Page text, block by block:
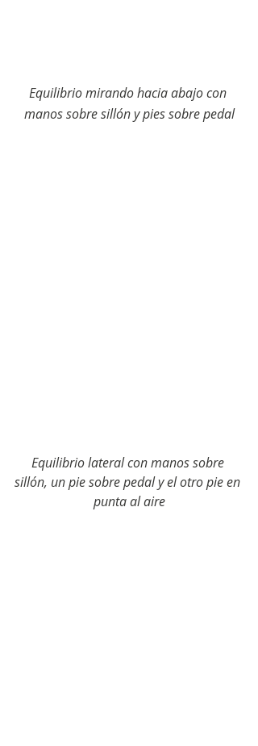
Equilibrio mirando hacia abajo con
manos sobre sillón y pies sobre pedal
Equilibrio lateral con manos sobre
sillón, un pie sobre pedal y el otro pie en
punta al aire